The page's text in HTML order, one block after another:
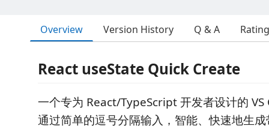
Overview Version History Q & A
React useState Quick Create
一个专为 React/TypeScript 开发者设计的 VS
通过简单的逗号分隔输入，智能、快速地生